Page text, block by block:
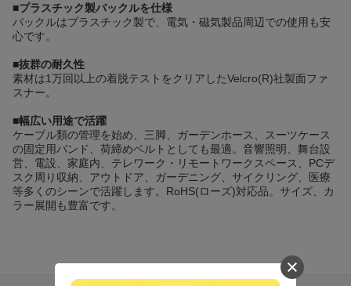
■プラスチック製バックルを仕様
バックルはプラスチック製で、電気・磁気製品周辺での使用も安
心です。
■抜群の耐久性
素材は1万回以上の着脱テストをクリアしたVelcro(R)社製面ファ
スナー。
■幅広い用途で活躍
ケーブル類の管理を始め、三脚、ガーデンホース、スーツケース
の固定用バンド、荷締めベルトとしても最適。音響照明、舞台設
営、電設、家庭内、テレワーク・リモートワークスペース、PCデ
スク周り収納、アウトドア、ガーデニング、サイクリング、医療
等多くのシーンで活躍します。RoHS(ローズ)対応品。サイズ、カ
ラー展開も豊富です。